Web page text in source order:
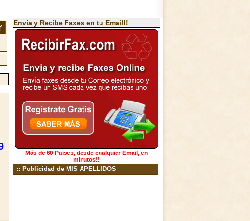
Envía y Recibe Faxes en tu Email!!
Más de 60 Paises, desde cualquier Email, en
minutos!!
:: Publicidad de MIS APELLIDOS